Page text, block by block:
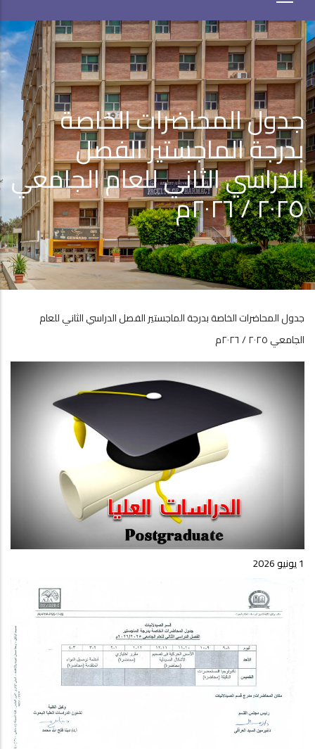
جدول المحاضرات الخاصة
بدرجة الماجستير الفصل
الدراسي الثاني للعام الجامعي
٢٠٢٥ / ٢٠٢٦م
جدول المحاضرات الخاصة بدرجة الماجستير الفصل الدراسي الثاني للعام
الجامعي ٢٠٢٥ / ٢٠٢٦م
1 يونيو 2026